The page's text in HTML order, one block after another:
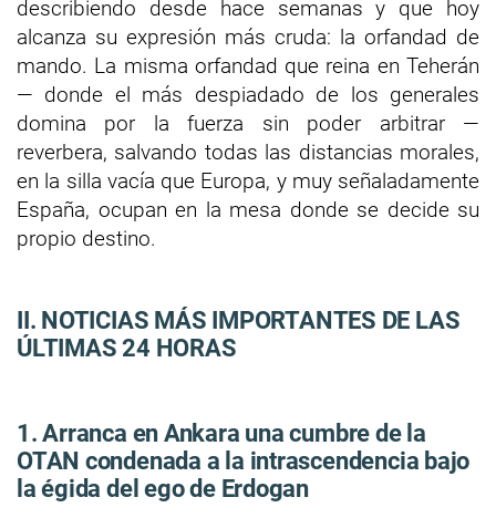
describiendo desde hace semanas y que hoy
alcanza su expresión más cruda: la orfandad de
mando. La misma orfandad que reina en Teherán
— donde el más despiadado de los generales
domina por la fuerza sin poder arbitrar —
reverbera, salvando todas las distancias morales,
en la silla vacía que Europa, y muy señaladamente
España, ocupan en la mesa donde se decide su
propio destino.
II. NOTICIAS MÁS IMPORTANTES DE LAS
ÚLTIMAS 24 HORAS
1. Arranca en Ankara una cumbre de la
OTAN condenada a la intrascendencia bajo
la égida del ego de Erdogan